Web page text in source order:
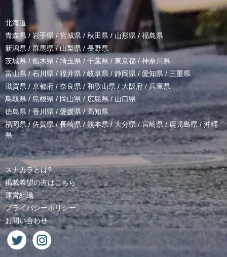
北海道
青森県 / 岩手県/ 宮城県 / 秋田県 / 山形県/ 福島県
新潟県 /群馬県/山梨県 / 長野県
茨城県 / 栃木県 / 埼玉県 / 千葉県 / 東京都 / 神奈川県
富山県 /石川県/福井県/岐阜県 / 静岡県 / 愛知県 / 三重県
滋賀県 / 京都府 / 奈良県 / 和歌山県/ 大阪府 /兵庫県
鳥取県/ 島根県 /岡山県/ 広島県 / 山口県
徳島県 /香川県 / 愛媛県/高知県
福岡県/佐賀県/長崎県 /熊本県/ 大分県/宮崎県 /鹿児島県 / 沖縄
県
スナカラとは?
掲載希望の方はこちら
運営組織
プライバシーポリシー
お問い合わせ